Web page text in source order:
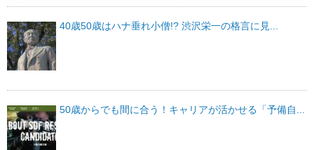
40歳50歳はハナ垂れ小僧!? 渋沢栄一の格言に見...
50歳からでも間に合う！キャリアが活かせる「予備自...